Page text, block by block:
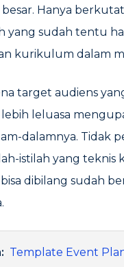
Hanya
yang sudah tentu
kurikulum dalam
target audiens
leluasa
dalamnya. Tidak
istilah yang teknis
dibilang sudah
Template Event